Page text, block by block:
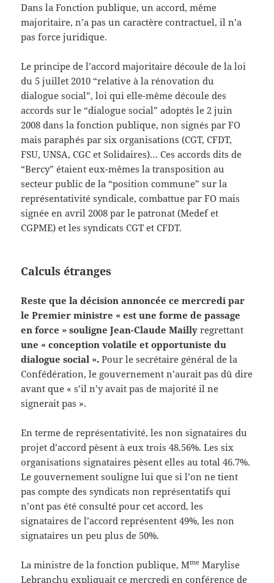
Dans la Fonction publique, un accord, même
majoritaire, n’a pas un caractère contractuel, il n’a
pas force juridique.
Le principe de l’accord majoritaire découle de la loi
du 5 juillet 2010 “relative à la rénovation du
dialogue social”, loi qui elle-même découle des
accords sur le “dialogue social” adoptés le 2 juin
2008 dans la fonction publique, non signés par FO
mais paraphés par six organisations (CGT, CFDT,
FSU, UNSA, CGC et Solidaires)… Ces accords dits de
“Bercy” étaient eux-mêmes la transposition au
secteur public de la “position commune” sur la
représentativité syndicale, combattue par FO mais
signée en avril 2008 par le patronat (Medef et
CGPME) et les syndicats CGT et CFDT.
Calculs étranges
Reste que la décision annoncée ce mercredi par
le Premier ministre « est une forme de passage
en force » souligne Jean-Claude Mailly regrettant
une « conception volatile et opportuniste du
dialogue social ».Pour le secrétaire général de la
Confédération, le gouvernement n’aurait pas dû dire
avant que « s’il n’y avait pas de majorité il ne
signerait pas ».
En terme de représentativité, les non signataires du
projet d’accord pèsent à eux trois 48.56%. Les six
organisations signataires pèsent elles au total 46.7%.
Le gouvernement souligne lui que si l’on ne tient
pas compte des syndicats non représentatifs qui
n’ont pas été consulté pour cet accord, les
signataires de l’accord représentent 49%, les non
signataires un peu plus de 50%.
La ministre de la fonction publique, Mme Marylise
Lebranchu expliquait ce mercredi en conférence de